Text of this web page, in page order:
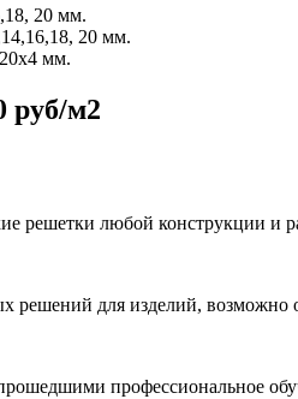
20 мм.
20 мм.
мм.
руб/м2
решетки любой конструкции и
решений для изделий, возможно
профессиональное